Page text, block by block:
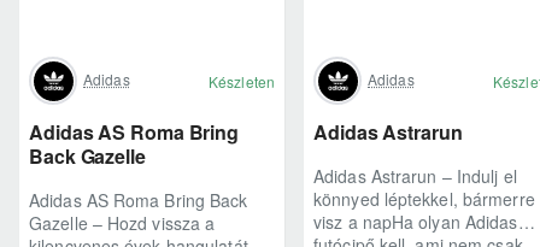
Adidas Készleten
Adidas AS Roma Bring
Back Gazelle
Adidas AS Roma Bring Back
Gazelle – Hozd vissza a
Adidas
Adidas Astrarun
Adidas Astrarun – Indulj el
könnyed léptekkel, bármerre
visz a napHa olyan Adidas